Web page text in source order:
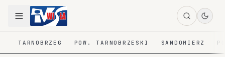
TARNOBRZEG POW. TARNOBRZESKI SANDOMIERZ